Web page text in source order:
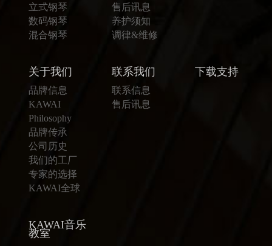
立式钢琴
数码钢琴
混合钢琴
售后讯息
养护须知
调律&维修
关于我们
品牌信息
KAWAI
Philosophy
品牌传承
公司历史
我们的工厂
专家的选择
KAWAI全球
联系我们
联系信息
售后讯息
下载支持
KAWAI音乐
教室